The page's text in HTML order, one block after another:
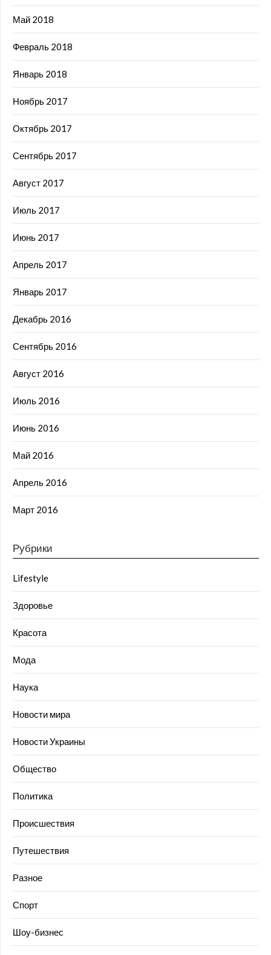
Май 2018
Февраль 2018
Январь 2018
Ноябрь 2017
Октябрь 2017
Сентябрь 2017
Август 2017
Июль 2017
Июнь 2017
Апрель 2017
Январь 2017
Декабрь 2016
Сентябрь 2016
Август 2016
Июль 2016
Июнь 2016
Май 2016
Апрель 2016
Март 2016
Рубрики
Lifestyle
Здоровье
Красота
Мода
Наука
Новости мира
Новости Украины
Общество
Политика
Происшествия
Путешествия
Разное
Спорт
Шоу-бизнес